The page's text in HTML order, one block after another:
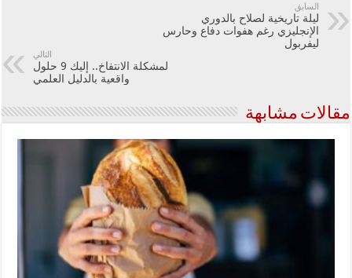
السابق
ليلة تاريخية لصلاح بالدوري
الإنجليزي رغم هفوات دفاع وحارس
ليفربول
التالي
لمشكلة الانتفاخ.. إليك 9 حلول
واقعية بالدليل العلمي
مقالات مشابهة